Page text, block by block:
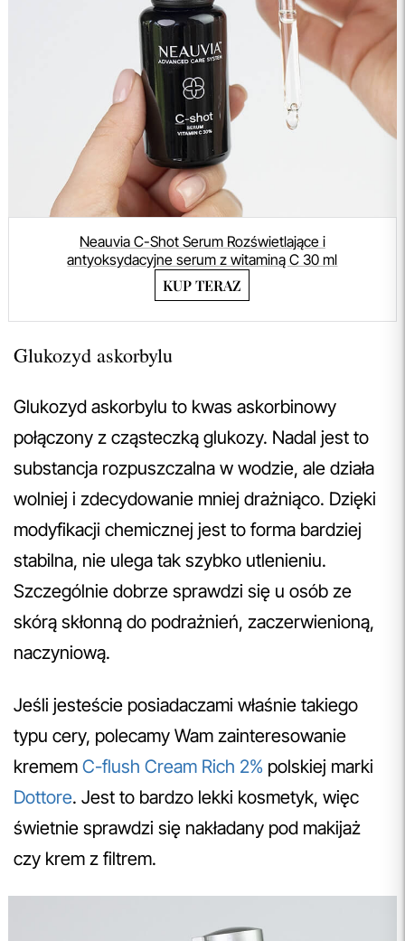
Neauvia C-Shot Serum Rozświetlające i
antyoksydacyjne serum z witaminą C 30 ml
KUP TERAZ
Glukozyd askorbylu
Glukozyd askorbylu to kwas askorbinowy
połączony z cząsteczką glukozy. Nadal jest to
substancja rozpuszczalna w wodzie, ale działa
wolniej i zdecydowanie mniej drażniąco. Dzięki
modyfikacji chemicznej jest to forma bardziej
stabilna, nie ulega tak szybko utlenieniu.
Szczególnie dobrze sprawdzi się u osób ze
skórą skłonną do podrażnień, zaczerwienioną,
naczyniową.
Jeśli jesteście posiadaczami właśnie takiego
typu cery, polecamy Wam zainteresowanie
kremem C-flush Cream Rich 2% polskiej marki
Dottore. Jest to bardzo lekki kosmetyk, więc
świetnie sprawdzi się nakładany pod makijaż
czy krem z filtrem.